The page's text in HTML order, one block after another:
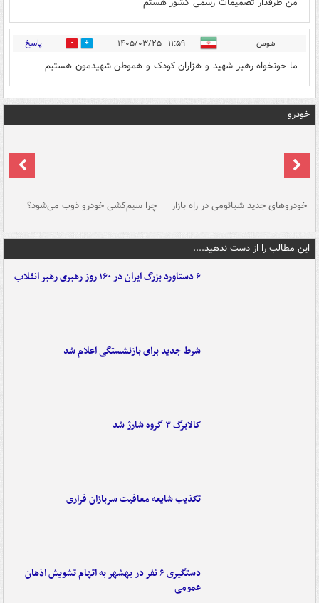
هومن ۱۱:۵۹ - ۱۴۰۵/۰۳/۲۵ 0 پاسخ
ما خونخواه رهبر شهید و هزاران کودک و هموطن شهیدمون هستیم
خودرو
خودروهای جدید شیائومی در راه بازار چرا سیم‌کشی خودرو ذوب می‌شود؟
این مطالب را از دست ندهید....
۶ دستاورد بزرگ ایران در ۱۶۰ روز رهبری رهبر انقلاب
شرط جدید برای بازنشستگی اعلام شد
کالابرگ ۳ گروه شارژ شد
تکذیب شایعه معافیت سربازان فراری
دستگیری ۶ نفر در بهشهر به اتهام تشویش اذهان
عمومی